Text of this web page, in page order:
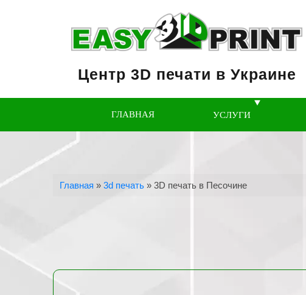
Центр 3D печати в Украине
ГЛАВНАЯ УСЛУГИ
Главная »3d печать »3D печать в Песочине